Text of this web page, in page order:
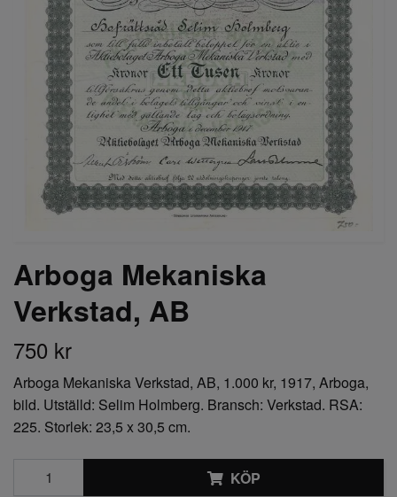
Arboga Mekaniska
Verkstad, AB
750 kr
Arboga Mekaniska Verkstad, AB, 1.000 kr, 1917, Arboga,
bild. Utställd: Selim Holmberg. Bransch: Verkstad. RSA:
225. Storlek: 23,5 x 30,5 cm.
KÖP